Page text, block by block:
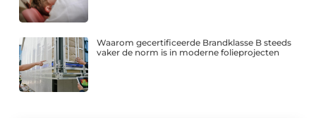
Waarom gecertificeerde Brandklasse B steeds
vaker de norm is in moderne folieprojecten